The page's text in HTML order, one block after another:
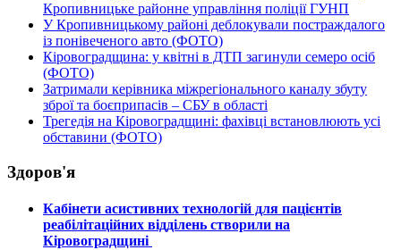
Кропивницьке районне управління поліції ГУНП
У Кропивницькому районі деблокували постраждалого
із понівеченого авто (ФОТО)
Кіровоградщина: у квітні в ДТП загинули семеро осіб
(ФОТО)
Затримали керівника міжрегіонального каналу збуту
зброї та боєприпасів – СБУ в області
Трегедія на Кіровоградщині: фахівці встановлюють усі
обставини (ФОТО)
Здоров'я
Кабінети асистивних технологій для пацієнтів
реабілітаційних відділень створили на
Кіровоградщині